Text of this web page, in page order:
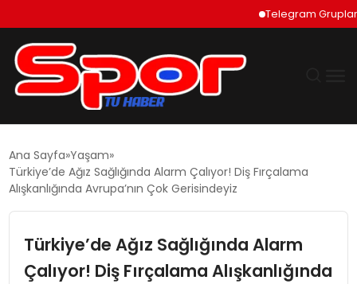
Telegram Grupları
DÜNYA
SIYASET
Ana Sayfa Yaşam
Türkiye’de Ağız Sağlığında Alarm Çalıyor! Diş Fırçalama
Alışkanlığında Avrupa’nın Çok Gerisindeyiz
Türkiye’de Ağız Sağlığında Alarm
Çalıyor! Diş Fırçalama Alışkanlığında